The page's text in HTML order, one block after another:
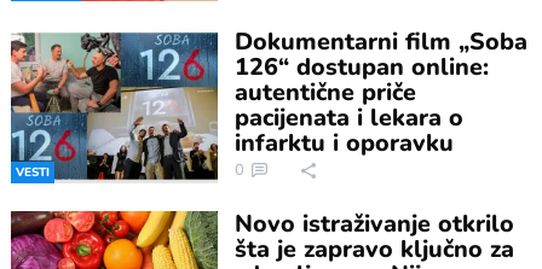
VESTI
Dokumentarni film „Soba
126“ dostupan online:
autentične priče
pacijenata i lekara o
infarktu i oporavku
0
Novo istraživanje otkrilo
šta je zapravo ključno za